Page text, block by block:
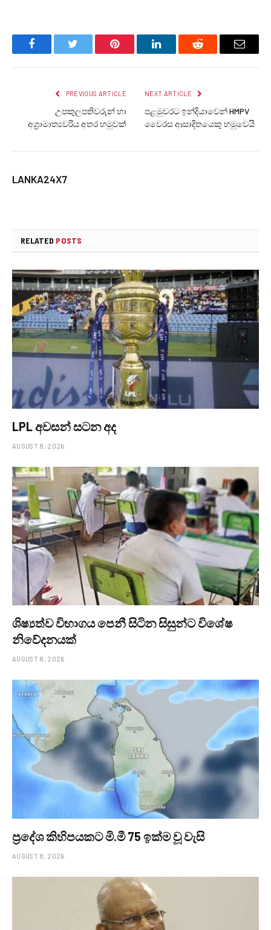
FacebookTwitter Pinterest LinkedInReddit Email
PREVIOUS ARTICLE
උපකුලපතිවරුන් හා
අග්‍රාමාත්‍යවරිය අතර හමුවක්
NEXT ARTICLE
පළමුවරට ඉන්දියාවෙන් HMPV
වෛරස ආසාදිතයෙකු හමුවෙයි
LANKA24X7
RELATED POSTS
LPL අවසන් සටන අද
AUGUST 8, 2026
ශිෂ්‍යත්ව විභාගය පෙනී සිටින සිසුන්ට විශේෂ
නිවේදනයක්
AUGUST 8, 2026
ප්‍රදේශ කිහිපයකට මි.මී 75 ඉක්ම වූ වැසි
AUGUST 8, 2026